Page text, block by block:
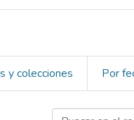
y colecciones Por